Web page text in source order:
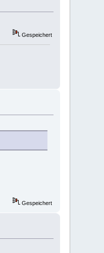
Gespeichert
Gespeichert